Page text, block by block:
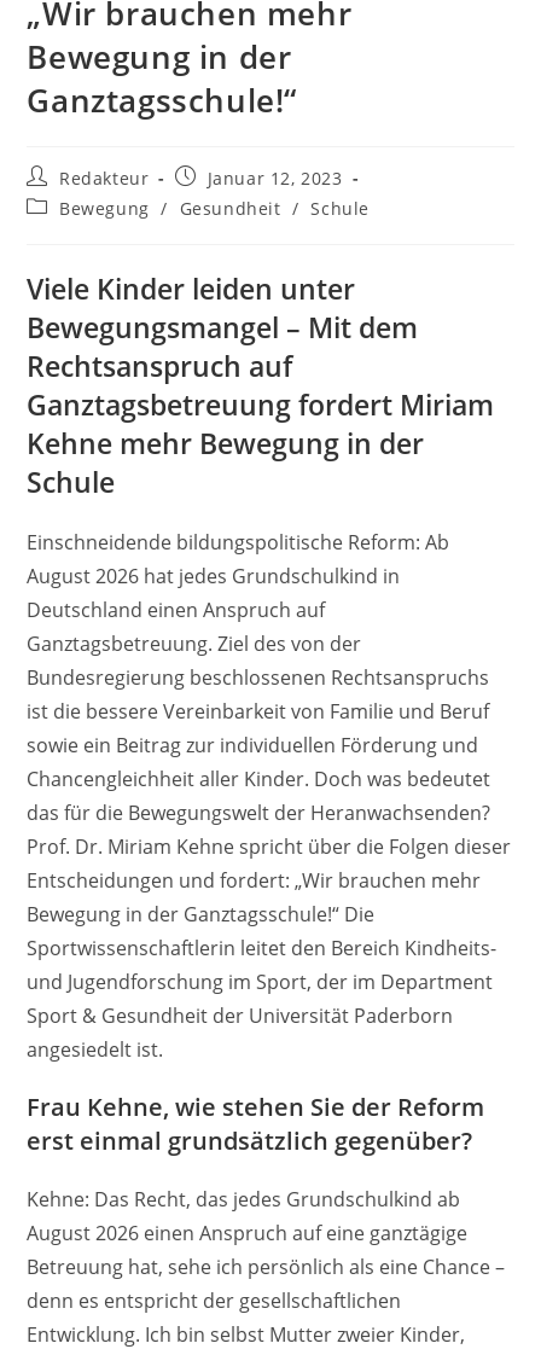
„Wir brauchen mehr
Bewegung in der
Ganztagsschule!“
Beitrags-
Autor:
Redakteur
Beitrag
veröffentlicht:
Januar 12, 2023
Beitrags-
Bewegung / Gesundheit / Schule
Viele Kinder leiden unter
Bewegungsmangel – Mit dem
Rechtsanspruch auf
Ganztagsbetreuung fordert Miriam
Kehne mehr Bewegung in der
Schule
Einschneidende bildungspolitische Reform: Ab
August 2026 hat jedes Grundschulkind in
Deutschland einen Anspruch auf
Ganztagsbetreuung. Ziel des von der
Bundesregierung beschlossenen Rechtsanspruchs
ist die bessere Vereinbarkeit von Familie und Beruf
sowie ein Beitrag zur individuellen Förderung und
Chancengleichheit aller Kinder. Doch was bedeutet
das für die Bewegungswelt der Heranwachsenden?
Prof. Dr. Miriam Kehne spricht über die Folgen dieser
Entscheidungen und fordert: „Wir brauchen mehr
Bewegung in der Ganztagsschule!“ Die
Sportwissenschaftlerin leitet den Bereich Kindheits-
und Jugendforschung im Sport, der im Department
Sport & Gesundheit der Universität Paderborn
angesiedelt ist.
Frau Kehne, wie stehen Sie der Reform
erst einmal grundsätzlich gegenüber?
Kehne: Das Recht, das jedes Grundschulkind ab
August 2026 einen Anspruch auf eine ganztägige
Betreuung hat, sehe ich persönlich als eine Chance –
denn es entspricht der gesellschaftlichen
Entwicklung. Ich bin selbst Mutter zweier Kinder,